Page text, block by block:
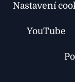
Nastavení
YouTube